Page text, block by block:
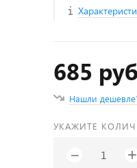
685
Нашли
УКАЖИТЕ
− +